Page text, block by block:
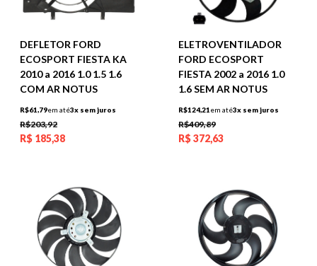
DEFLETOR FORD
ECOSPORT FIESTA KA
2010 a 2016 1.0 1.5 1.6
COM AR NOTUS
R$61,79em até3x sem juros
R$203,92
R$ 185,38
ELETROVENTILADOR
FORD ECOSPORT
FIESTA 2002 a 2016 1.0
1.6 SEM AR NOTUS
R$124,21em até3x sem juros
R$409,89
R$372,63